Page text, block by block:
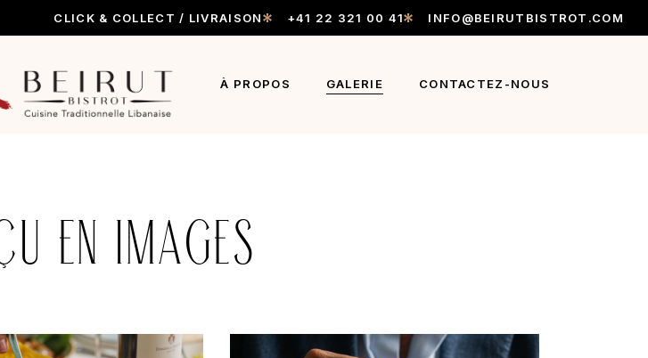
CLICK & COLLECT / LIVRAISON +41 22 321 00 41 INFO@BEIRUTBISTROT.COM
À PROPOS GALERIE CONTACTEZ-NOUS
EN IMAGES